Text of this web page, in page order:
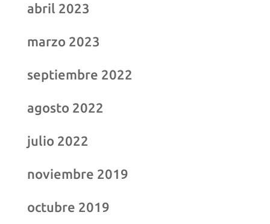
abril 2023
marzo 2023
septiembre 2022
agosto 2022
julio 2022
noviembre 2019
octubre 2019